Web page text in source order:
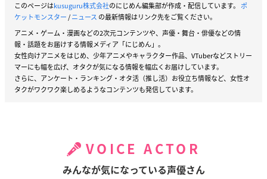
このページはkusuguru株式会社のにじめん編集部が作成・配信しています。 ポ
ケットモンスター/ニュース の最新情報はリンク先をご覧ください。
アニメ・ゲーム・漫画などの2次元コンテンツや、声優・舞台・俳優などの情
報・話題をお届けする情報メディア「にじめん」。
女性向けアニメをはじめ、少年アニメやキャラクター作品、VTuberなどストリー
マーにも幅を広げ、オタクが気になる情報を幅広くお届けしています。
さらに、アンケート・ランキング・オタ活（推し活）お役立ち情報など、女性オ
タクがワクワク楽しめるようなコンテンツも発信しています。
VOICE ACTOR
みんなが気になっている声優さん